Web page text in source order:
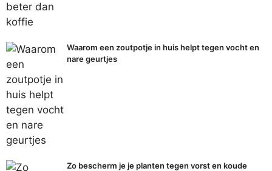
Waarom een zoutpotje in huis helpt tegen vocht en
nare geurtjes
Zo bescherm je je planten tegen vorst en koude